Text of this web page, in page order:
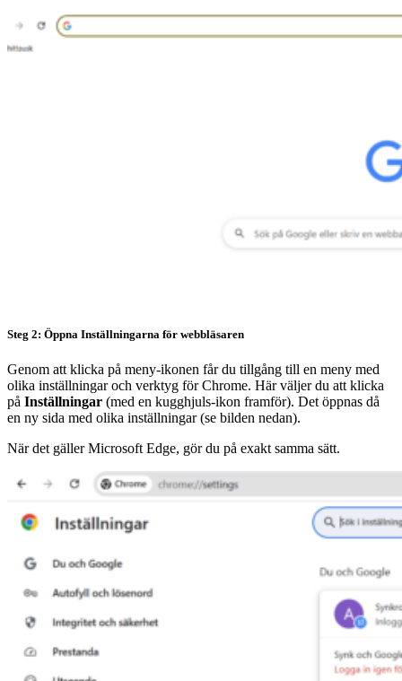
Steg 2: Öppna Inställningarna för webbläsaren
Genom att klicka på meny-ikonen får du tillgång till en meny med
olika inställningar och verktyg för Chrome. Här väljer du att klicka
på Inställningar (med en kugghjuls-ikon framför). Det öppnas då
en ny sida med olika inställningar (se bilden nedan).
När det gäller Microsoft Edge, gör du på exakt samma sätt.